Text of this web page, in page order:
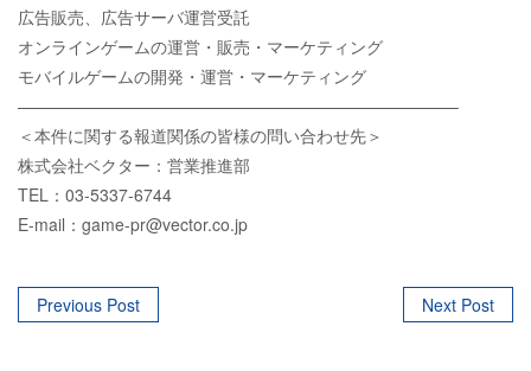
広告販売、広告サーバ運営受託
オンラインゲームの運営・販売・マーケティング
モバイルゲームの開発・運営・マーケティング
——————————————————————————–
＜本件に関する報道関係の皆様の問い合わせ先＞
株式会社ベクター：営業推進部
TEL：03-5337-6744
E-mail：game-pr@vector.co.jp
Post
Previous Post Next Post